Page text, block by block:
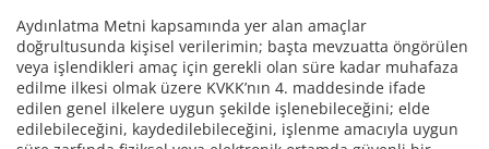
Aydınlatma Metni kapsamında yer alan amaçlar
doğrultusunda kişisel verilerimin; başta mevzuatta öngörülen
veya işlendikleri amaç için gerekli olan süre kadar muhafaza
edilme ilkesi olmak üzere KVKK’nın 4. maddesinde ifade
edilen genel ilkelere uygun şekilde işlenebileceğini; elde
edilebileceğini, kaydedilebileceğini, işlenme amacıyla uygun